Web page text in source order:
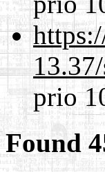
prio
Found